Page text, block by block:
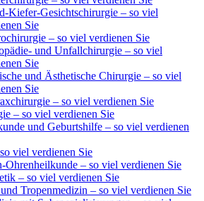
Kiefer-Gesichtschirurgie – so viel
Sie
– so viel verdienen Sie
und Unfallchirurgie – so viel
Sie
und Ästhetische Chirurgie – so viel
Sie
– so viel verdienen Sie
– so viel verdienen Sie
und Geburtshilfe – so viel verdienen
viel verdienen Sie
Ohrenheilkunde – so viel verdienen Sie
– so viel verdienen Sie
Tropenmedizin – so viel verdienen Sie